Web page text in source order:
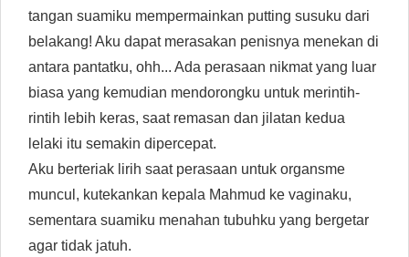
tangan suamiku mempermainkan putting susuku dari
belakang! Aku dapat merasakan penisnya menekan di
antara pantatku, ohh... Ada perasaan nikmat yang luar
biasa yang kemudian mendorongku untuk merintih-
rintih lebih keras, saat remasan dan jilatan kedua
lelaki itu semakin dipercepat.
Aku berteriak lirih saat perasaan untuk organsme
muncul, kutekankan kepala Mahmud ke vaginaku,
sementara suamiku menahan tubuhku yang bergetar
agar tidak jatuh.